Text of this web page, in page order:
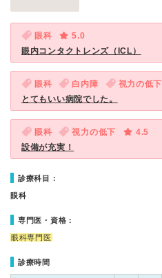
眼科
5.0
眼内コンタクトレンズ（ICL）
眼科 白内障 視力の低下
とてもいい病院でした。
眼科 視力の低下
4.5
設備が充実！
診療科目：
眼科
専門医・資格：
眼科専門医
診療時間